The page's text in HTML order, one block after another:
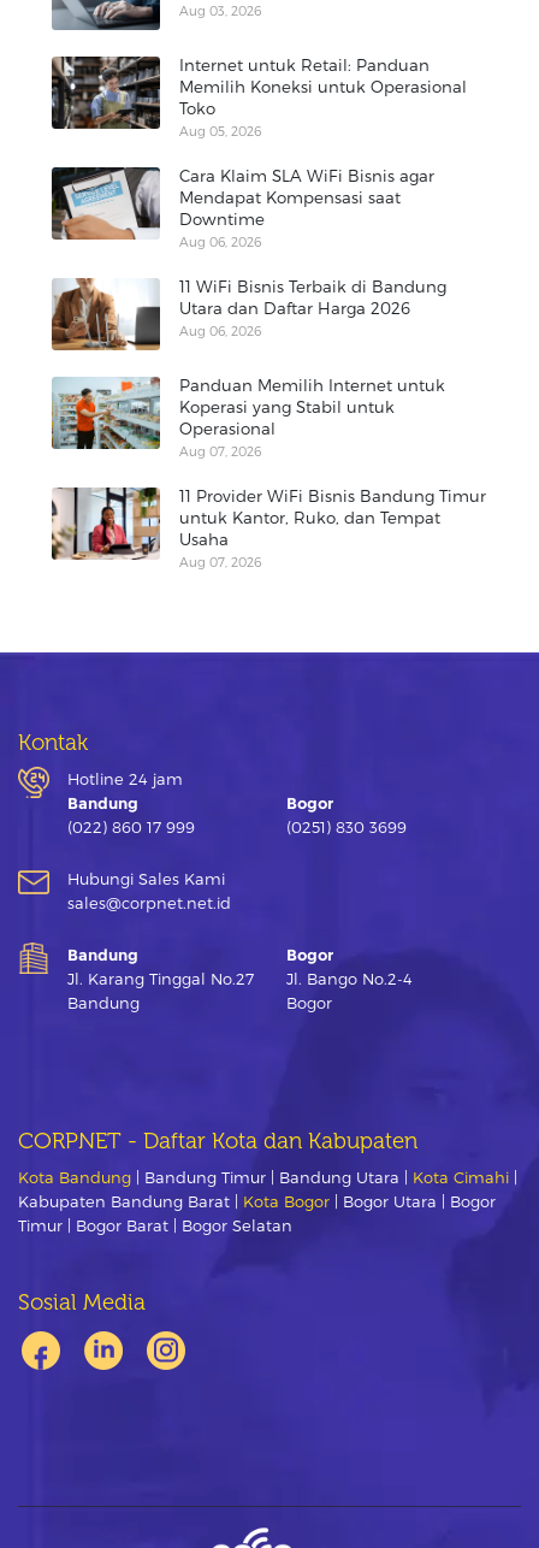
Aug 03, 2026
Internet untuk Retail: Panduan
Memilih Koneksi untuk Operasional
Toko
Aug 05, 2026
Cara Klaim SLA WiFi Bisnis agar
Mendapat Kompensasi saat
Downtime
Aug 06, 2026
11 WiFi Bisnis Terbaik di Bandung
Utara dan Daftar Harga 2026
Aug 06, 2026
Panduan Memilih Internet untuk
Koperasi yang Stabil untuk
Operasional
Aug 07, 2026
11 Provider WiFi Bisnis Bandung Timur
untuk Kantor, Ruko, dan Tempat
Usaha
Aug 07, 2026
Kontak
Hotline 24 jam
Bandung
(022) 860 17 999
Bogor
(0251) 830 3699
Hubungi Sales Kami
sales@corpnet.net.id
Bandung
Jl. Karang Tinggal No.27
Bandung
Bogor
Jl. Bango No.2-4
Bogor
CORPNET - Daftar Kota dan Kabupaten
Kota Bandung | Bandung Timur | Bandung Utara | Kota Cimahi
Kabupaten Bandung Barat | Kota Bogor | Bogor Utara | Bogor
Timur | Bogor Barat | Bogor Selatan
Sosial Media